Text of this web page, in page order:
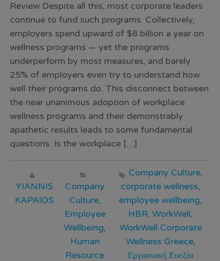
Review Despite all this, most corporate leaders
continue to fund such programs. Collectively,
employers spend upward of $8 billion a year on
wellness programs — yet the programs
underperform by most measures, and barely
25% of employers even try to understand how
well their programs do. This disconnect between
the near unanimous adoption of workplace
wellness programs and their demonstrably
apathetic results leads to some fundamental
questions. Is the workplace […]
YIANNIS
KAPAIOS
Company
Culture,
Employee
Wellbeing,
Human
Resource
Company Culture,
corporate wellness,
employee wellbeing,
HBR, WorkWell,
WorkWell Corporate
Wellness Greece,
Εργασιακή Ευεξία